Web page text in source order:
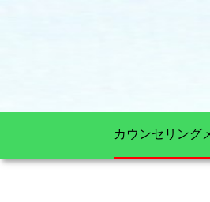
カウンセリング